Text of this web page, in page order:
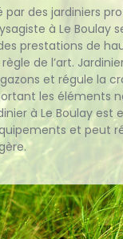
par des jardiniers
à Le Boulay
prestations de
de l’art.
et régule la
les éléments
à Le Boulay est
et peut